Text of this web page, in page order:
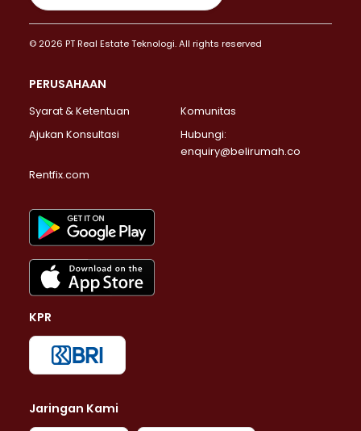
© 2026 PT Real Estate Teknologi. All rights reserved
PERUSAHAAN
Syarat & Ketentuan
Komunitas
Ajukan Konsultasi
Hubungi:
enquiry@belirumah.co
Rentfix.com
KPR
Jaringan Kami